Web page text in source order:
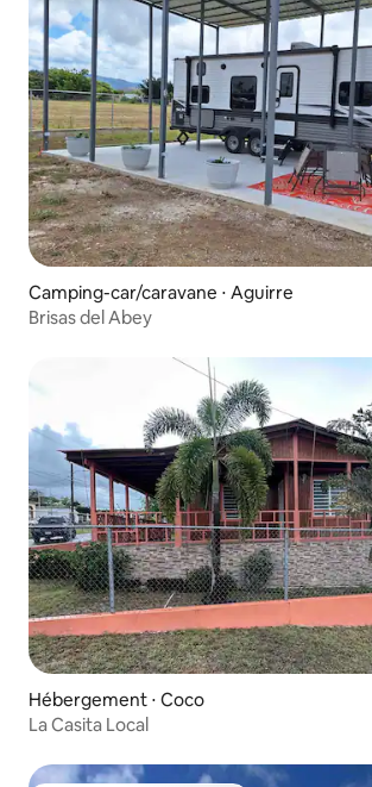
Camping-car/caravane ⋅ Aguirre
Brisas del Abey
Hébergement ⋅ Coco
La Casita Local